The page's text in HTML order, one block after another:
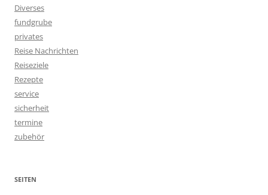
Diverses
fundgrube
privates
Reise Nachrichten
Reiseziele
Rezepte
service
sicherheit
termine
zubehör
SEITEN